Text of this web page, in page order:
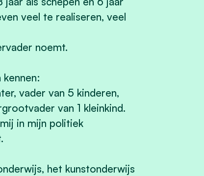
veel te realiseren, veel
noemt.
vader van 5 kinderen,
van 1 kleinkind.
in mijn politiek
het kunstonderwijs